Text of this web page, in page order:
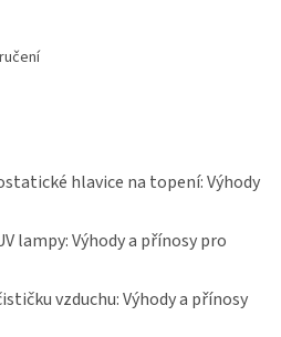
hlavice na topení: Výhody
lampy: Výhody a přínosy pro
vzduchu: Výhody a přínosy